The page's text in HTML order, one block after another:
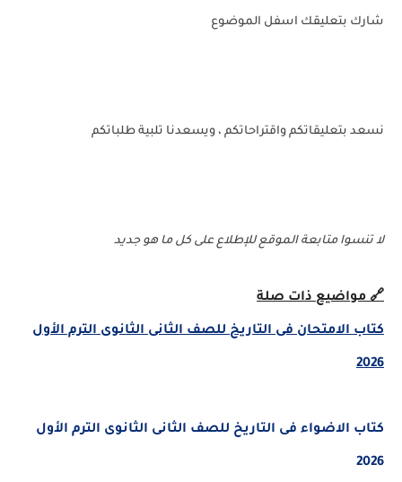
شارك بتعليقك اسفل الموضوع
نسعد بتعليقاتكم واقتراحاتكم ، ويسعدنا تلبية طلباتكم
لا تنسوا متابعة الموقع للإطلاع على كل ما هو جديد
🔗 مواضيع ذات صلة
كتاب الامتحان فى التاريخ للصف الثانى الثانوى الترم الأول
2026
كتاب الاضواء فى التاريخ للصف الثانى الثانوى الترم الأول
2026